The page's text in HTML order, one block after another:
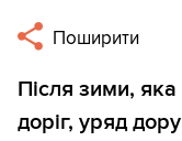
Поширити
Після зими,
доріг, уряд